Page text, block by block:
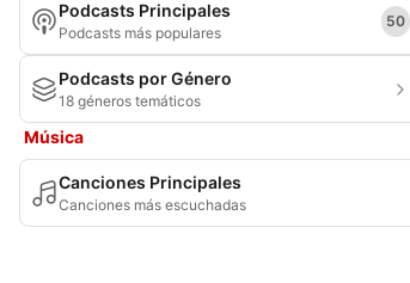
Podcasts Principales
Podcasts más populares
50
Podcasts por Género
18 géneros temáticos
Música
Canciones Principales
Canciones más escuchadas